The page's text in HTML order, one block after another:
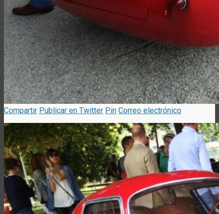
Compartir Publicar en Twitter Pin Correo electrónico